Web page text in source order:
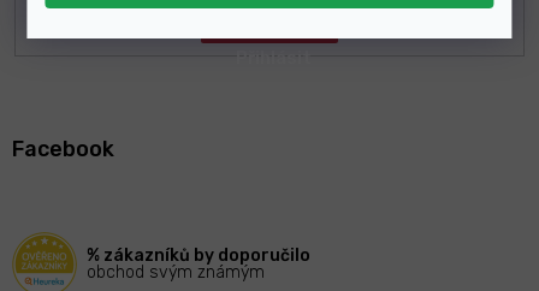
Facebook
% zákazníků by doporučilo
obchod svým známým